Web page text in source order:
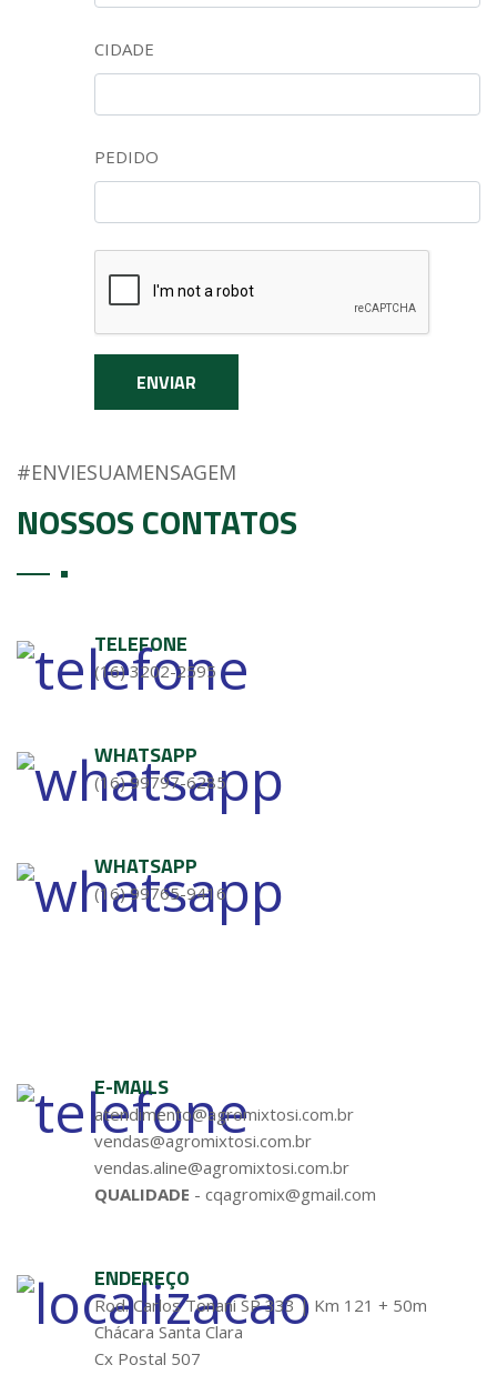
CIDADE
PEDIDO
ENVIAR
#ENVIESUAMENSAGEM
NOSSOS CONTATOS
TELEFONE
(16) 3202-2595
WHATSAPP
(16) 99797-6285
WHATSAPP
(16) 99765-9416
E-MAILS
atendimento@agromixtosi.com.br
vendas@agromixtosi.com.br
vendas.aline@agromixtosi.com.br
QUALIDADE - cqagromix@gmail.com
ENDEREÇO
Rod. Carlos Tonani SP 333 | Km 121 + 50m
Chácara Santa Clara
Cx Postal 507